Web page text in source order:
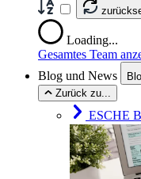
Loading...
Gesamtes Team
Blog und News
Zurück zu...
ESCHE